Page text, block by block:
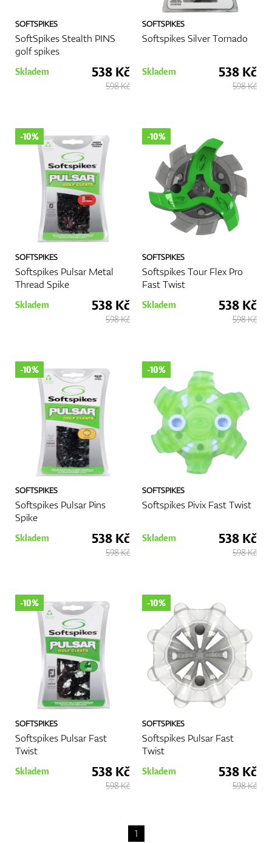
GPS/Dálkoměry
Doplňky
Dárkové poukazy
SOFTSPIKES
SoftSpikes Stealth PINS
golf spikes
Skladem 538 Kč
598 Kč
SOFTSPIKES
Softspikes Silver Tornado
Skladem 538 Kč
598 Kč
SOFTSPIKES
Softspikes Pulsar Metal
Thread Spike
-10%
Skladem 538 Kč
598 Kč
SOFTSPIKES
Softspikes Tour Flex Pro
Fast Twist
-10%
Skladem 538 Kč
598 Kč
SOFTSPIKES
Softspikes Pulsar Pins
Spike
-10%
Skladem 538 Kč
598 Kč
SOFTSPIKES
Softspikes Pivix Fast Twist
-10%
Skladem 538 Kč
598 Kč
SOFTSPIKES
Softspikes Pulsar Fast
Twist
-10%
Skladem 538 Kč
598 Kč
SOFTSPIKES
Softspikes Pulsar Fast
Twist
-10%
Skladem 538 Kč
598 Kč
1